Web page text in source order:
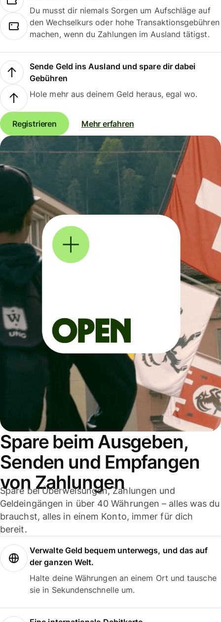
Du musst dir niemals Sorgen um Aufschläge auf
den Wechselkurs oder hohe Transaktionsgebühren
machen, wenn du Zahlungen im Ausland tätigst.
Sende Geld ins Ausland und spare dir dabei
Gebühren
Hole mehr aus deinem Geld heraus, egal wo.
Registrieren Mehr erfahren
Spare beim Ausgeben,
Senden und Empfangen
von Zahlungen
Spare bei Überweisungen, Zahlungen und
Geldeingängen in über 40 Währungen – alles was du
brauchst, alles in einem Konto, immer für dich
bereit.
Verwalte Geld bequem unterwegs, und das auf
der ganzen Welt.
Halte deine Währungen an einem Ort und tausche
sie in Sekundenschnelle um.